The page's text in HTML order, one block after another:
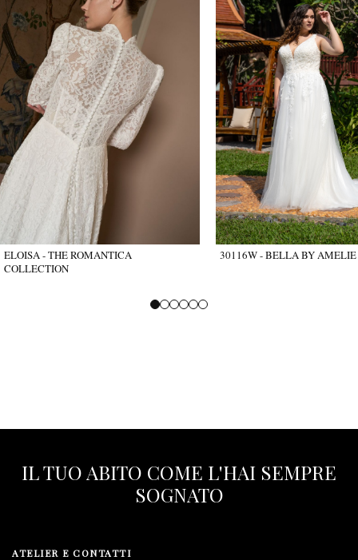
ELOISA - THE ROMANTICA
COLLECTION
30116W - BELLA BY AMELIE
IL TUO ABITO COME L'HAI SEMPRE
SOGNATO
ATELIER E CONTATTI